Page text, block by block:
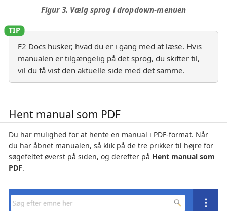
Figur 3. Vælg sprog i dropdown-menuen
F2 Docs husker, hvad du er i gang med at læse. Hvis
manualen er tilgængelig på det sprog, du skifter til,
vil du få vist den aktuelle side med det samme.
Hent manual som PDF
Du har mulighed for at hente en manual i PDF-format. Når
du har åbnet manualen, så klik på de tre prikker til højre for
søgefeltet øverst på siden, og derefter på Hent manual som
PDF.